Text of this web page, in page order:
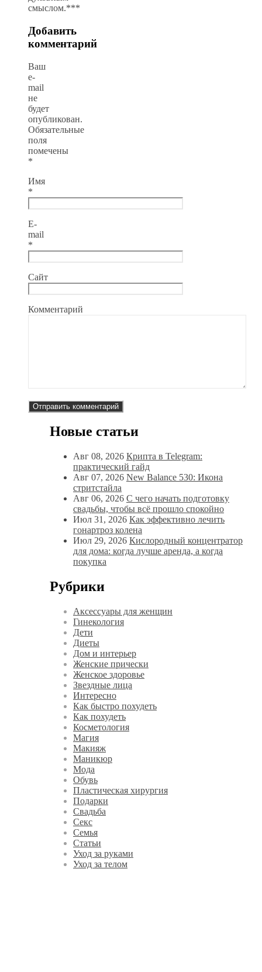
смыслом.***
Добавить
комментарий
Ваш
e-
mail
не
будет
опубликован.
Обязательные
поля
помечены
*
Имя
*
E-
mail
*
Сайт
Комментарий
Новые статьи
Авг 08, 2026 Крипта в Telegram:
практический гайд
Авг 07, 2026 New Balance 530: Икона
стритстайла
Авг 06, 2026 С чего начать подготовку
свадьбы, чтобы всё прошло спокойно
Июл 31, 2026 Как эффективно лечить
гонартроз колена
Июл 29, 2026 Кислородный концентратор
для дома: когда лучше аренда, а когда
покупка
Рубрики
Аксессуары для женщин
Гинекология
Дети
Диеты
Дом и интерьер
Женские прически
Женское здоровье
Звездные лица
Интересно
Как быстро похудеть
Как похудеть
Косметология
Магия
Макияж
Маникюр
Мода
Обувь
Пластическая хирургия
Подарки
Свадьба
Секс
Семья
Статьи
Уход за руками
Уход за телом